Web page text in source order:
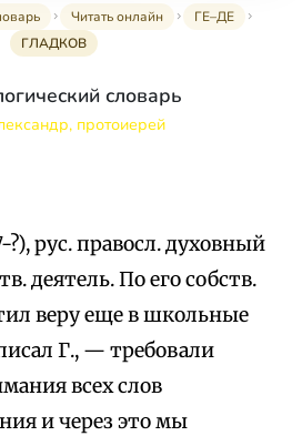
Читать онлайн
ГЕ–ДЕ
ГЛАДКОВ
словарь
протоиерей
рус. правосл. духовный
деятель. По его собств.
веру еще в школьные
Г., — требовали
всех слов
и через это мы